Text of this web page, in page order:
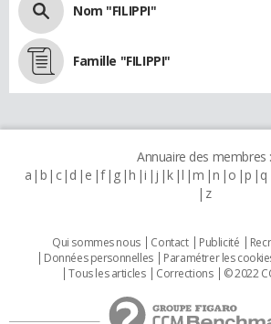
Nom "FILIPPI"
Famille "FILIPPI"
Annuaire des membres :
a b c d e f g h i j k l m n o p q
z
Qui sommes nous Contact Publicité
Données personnelles
Paramétrer les
Tous les articles
Corrections © 2022